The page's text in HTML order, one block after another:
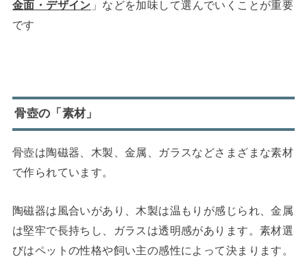
金面・デザイン 」などを加味して選んでいくことが重要
です
骨壺の「素材」
骨壺は陶磁器、木製、金属、ガラスなどさまざまな素材
で作られています。
陶磁器は風合いがあり、木製は温もりが感じられ、金属
は堅牢で長持ちし、ガラスは透明感があります。素材選
びはペットの性格や飼い主の感性によって決まります。